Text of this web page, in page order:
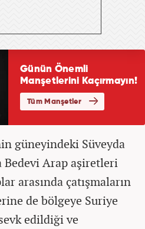
güneyindeki Süveyda
Bedevi Arap aşiretleri
arasında çatışmaların
de bölgeye Suriye
edildiği ve